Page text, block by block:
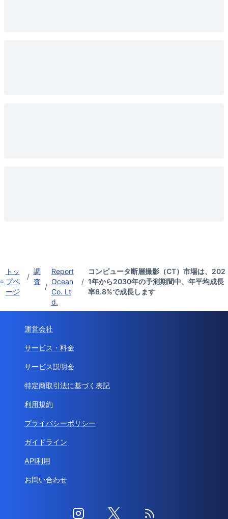
トッ
プペ
ージ
/
調
査
/
Report
Ocean
Co. Lt
d.
/
コンピュータ断層撮影（CT）市場は、202
1年から2030年の予測期間中、年平均成長
率6.8%で成長します
運営会社
サービス・料金
サービス説明会
特定商取引法に基づく表記
利用規約
プライバシーポリシー
ガイドライン
API利用
お問い合わせ